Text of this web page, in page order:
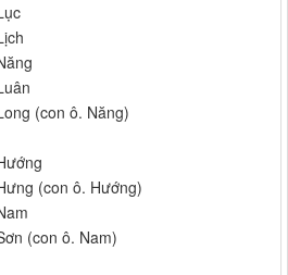
(con ô. Năng)
(con ô. Hướng)
(con ô. Nam)